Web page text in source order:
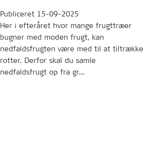
Publiceret 15-09-2025
Her i efteråret hvor mange frugttræer
bugner med moden frugt, kan
nedfaldsfrugten være med til at tiltrække
rotter. Derfor skal du samle
nedfaldsfrugt op fra gr...